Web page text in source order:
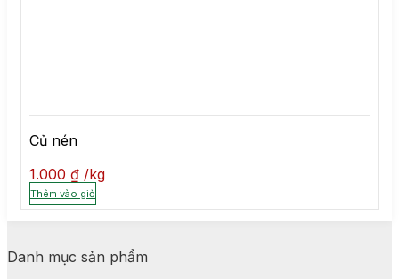
Củ nén
1.000 ₫ kg
Thêm vào giỏ
Danh mục sản phẩm